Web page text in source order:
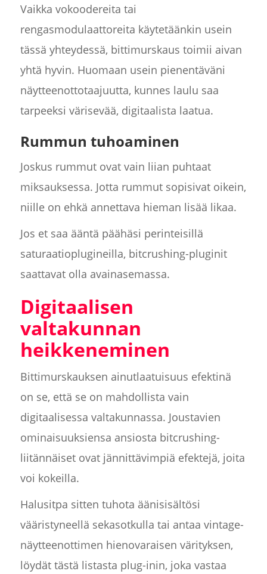
Vaikka vokoodereita tai
rengasmodulaattoreita käytetäänkin usein
tässä yhteydessä, bittimurskaus toimii aivan
yhtä hyvin. Huomaan usein pienentäväni
näytteenottotaajuutta, kunnes laulu saa
tarpeeksi värisevää, digitaalista laatua.
Rummun tuhoaminen
Joskus rummut ovat vain liian puhtaat
miksauksessa. Jotta rummut sopisivat oikein,
niille on ehkä annettava hieman lisää likaa.
Jos et saa ääntä päähäsi perinteisillä
saturaatioplugineilla, bitcrushing-pluginit
saattavat olla avainasemassa.
Digitaalisen
valtakunnan
heikkeneminen
Bittimurskauksen ainutlaatuisuus efektinä
on se, että se on mahdollista vain
digitaalisessa valtakunnassa. Joustavien
ominaisuuksiensa ansiosta bitcrushing-
liitännäiset ovat jännittävimpiä efektejä, joita
voi kokeilla.
Halusitpa sitten tuhota äänisisältösi
vääristyneellä sekasotkulla tai antaa vintage-
näytteenottimen hienovaraisen värityksen,
löydät tästä listasta plug-inin, joka vastaa